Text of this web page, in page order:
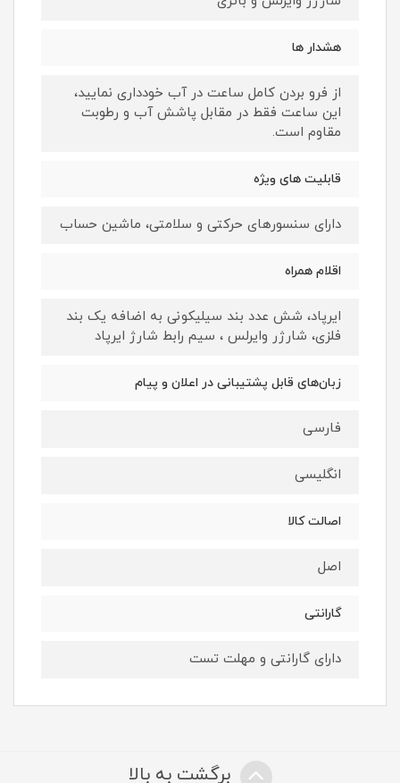
هشدار ها
از فرو بردن کامل ساعت در آب خودداری نمایید،
این ساعت فقط در مقابل پاشش آب و رطوبت
مقاوم است.
قابلیت های ویژه
دارای سنسورهای حرکتی و سلامتی، ماشین حساب
اقلام همراه
ایرپاد، شش عدد بند سیلیکونی به اضافه یک بند
فلزی، شارژر وایرلس ، سیم رابط شارژ ایرپاد
زبان‌های قابل پشتیبانی در اعلان و پیام
فارسی
انگلیسی
اصالت کالا
اصل
گارانتی
دارای گارانتی و مهلت تست
برگشت به بالا